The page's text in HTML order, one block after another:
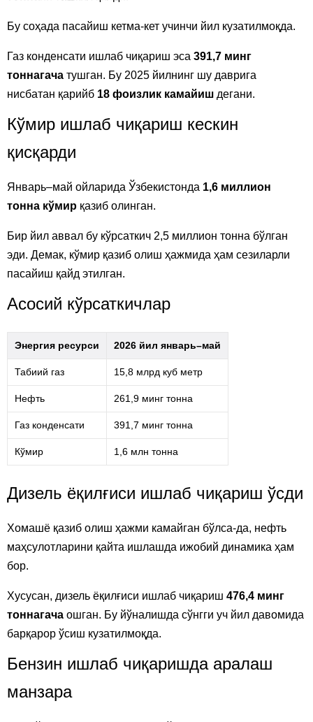
Бу соҳада пасайиш кетма-кет учинчи йил кузатилмоқда.
Газ конденсати ишлаб чиқариш эса 391,7 минг
тоннагача тушган. Бу 2025 йилнинг шу даврига
нисбатан қарийб 18 фоизлик камайиш дегани.
Кўмир ишлаб чиқариш кескин
қисқарди
Январь–май ойларида Ўзбекистонда 1,6 миллион
тонна кўмир қазиб олинган.
Бир йил аввал бу кўрсаткич 2,5 миллион тонна бўлган
эди. Демак, кўмир қазиб олиш ҳажмида ҳам сезиларли
пасайиш қайд этилган.
Асосий кўрсаткичлар
Энергия ресурси 2026 йил январь–май
Табиий газ 15,8 млрд куб метр
Нефть 261,9 минг тонна
Газ конденсати 391,7 минг тонна
Кўмир 1,6 млн тонна
Дизель ёқилғиси ишлаб чиқариш ўсди
Хомашё қазиб олиш ҳажми камайган бўлса-да, нефть
маҳсулотларини қайта ишлашда ижобий динамика ҳам
бор.
Хусусан, дизель ёқилғиси ишлаб чиқариш 476,4 минг
тоннагача ошган. Бу йўналишда сўнгги уч йил давомида
барқарор ўсиш кузатилмоқда.
Бензин ишлаб чиқаришда аралаш
манзара